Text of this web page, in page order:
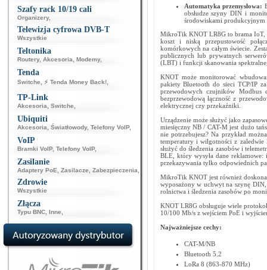
Szafy rack 10/19 cali
Organizery,
Telewizja cyfrowa DVB-T
Wszystkie
Teltonika
Routery, Akcesoria Modemy,
Tenda
Switche ⚡ Tenda Money Back!
TP-Link
Akcesoria Switche
Ubiquiti
Akcesoria Światłowody, Telefony VoIP,
VoIP
Bramki VoIP, Telefony VoIP,
Zasilanie
Adaptery PoE Zasilacze Zabezpieczenia
Zdrowie
Wszystkie
Złącza
Typu BNC Inne
Automatyka przemysłowa:
obsłudze szyny DIN i
środowiskami produkcyjnym
MikroTik KNOT LR8G to brama IoT,
koszt i niską przepustowość
komórkowych na całym świecie.
publicznych lub prywatnych
(LBT) i funkcji skanowania
KNOT może monitorować
pakiety Bluetooth do sieci TCP/IP
przewodowych czujników Modbus
bezprzewodową łączność z
elektrycznej czy przekaźniki.
Urządzenie może służyć jako
miesięczny NB / CAT-M jest dużo
nie potrzebujesz? Na przykład
temperatury i wilgotności z
służyć do śledzenia zasobów i
BLE, który wysyła dane
przekazywania tylko odpowiednich
MikroTik KNOT jest również
wyposażony w uchwyt na szynę
rolnictwa i śledzenia zasobów po
KNOT LR8G obsługuje wiele
10/100 Mb/s z wejściem PoE i
Najważniejsze cechy:
CAT-M/NB
Bluetooth 5.2
LoRa 8 (863-870 MHz)